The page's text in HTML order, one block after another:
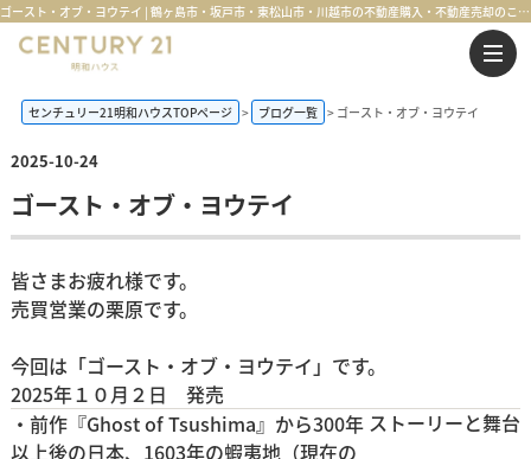
ゴースト・オブ・ヨウテイ | 鶴ヶ島市・坂戸市・東松山市・川越市の不動産購入・不動産売却のことならセンチュリー21明和ハウス
センチュリー21明和ハウスTOPページ ブログ一覧 ゴースト・オブ・ヨウテイ
2025-10-24
ゴースト・オブ・ヨウテイ
皆さまお疲れ様です。
売買営業の栗原です。
今回は「ゴースト・オブ・ヨウテイ」です。
2025年１０月２日 発売
ストーリーと舞台
・前作『Ghost of Tsushima』から300年
以上後の日本、1603年の蝦夷地（現在の